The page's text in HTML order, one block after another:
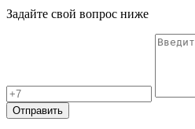
Задайте свой вопрос ниже
Отправить